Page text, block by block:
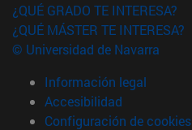
¿QUÉ GRADO TE INTERESA?
¿QUÉ MÁSTER TE INTERESA?
© Universidad de Navarra
Información legal
Accesibilidad
Configuración de cookies